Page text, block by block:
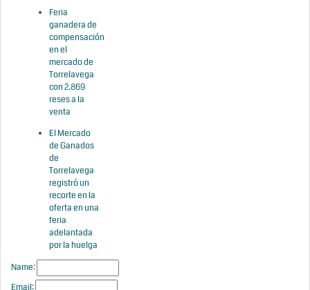
Feria
ganadera de
compensación
en el
mercado de
Torrelavega
con 2.869
reses a la
venta
El Mercado
de Ganados
de
Torrelavega
registró un
recorte en la
oferta en una
feria
adelantada
por la huelga
Name:
Email: